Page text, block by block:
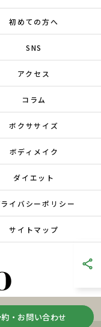
・お問い合わせ
初めての方へ
SNS
アクセス
コラム
ボクササイズ
ボディメイク
ダイエット
イバシーポリシー
サイトマップ